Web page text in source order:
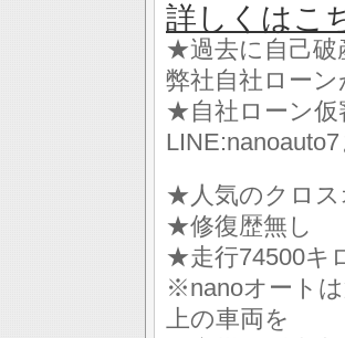
詳しくはこ
★過去に自己破
弊社自社ロー
★自社ローン仮
★人気のクロス
★修復歴無し
★走行74500キ
※nanoオート
上の車両を